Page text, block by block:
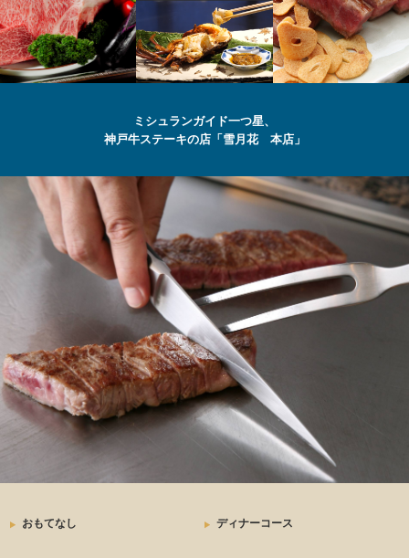
ミシュランガイド一つ星、
神戸牛ステーキの店「雪月花 本店」
最高級の
神戸牛
ステーキ
おもてなし ディナーコース